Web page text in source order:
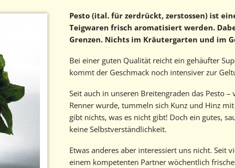
Geschichte
Kontakt
Marktbericht
Pesto (ital. für zerdrückt, zerstossen) ist
Teigwaren frisch aromatisiert werden.
Grenzen. Nichts im Kräutergarten und im
Bei einer guten Qualität reicht ein gehäufter
kommt der Geschmack noch intensiver zur
Seit auch in unseren Breitengraden das Pesto
Renner wurde, tummeln sich Kunz und Hinz
gibt nichts, was es nicht gibt! Doch ein gutes,
keine Selbst­verständlichkeit.
Etwas anderes aber interessiert uns nicht. Seit
einem kompetenten Partner wöchentlich